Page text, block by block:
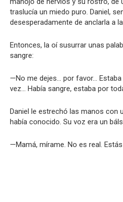
traslucía un miedo puro. Daniel,
desesperadamente de anclarla a
Entonces, la oí susurrar unas
sangre:
—No me dejes… por favor…
vez… Había sangre, estaba por
Daniel le estrechó las manos con
había conocido. Su voz era un
—Mamá, mírame. No es real.